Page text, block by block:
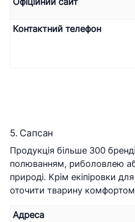
Контактний телефон
5. Сапсан
Продукція більше 300
полюванням, риболовлею
природі. Крім екіпіровки
оточити тварину
Адреса